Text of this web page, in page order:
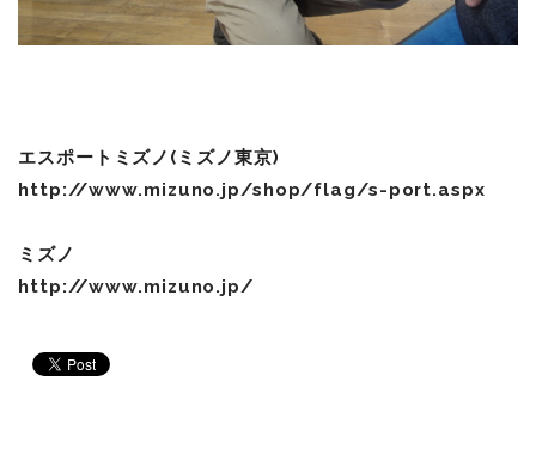
エスポートミズノ(ミズノ東京)
http://www.mizuno.jp/shop/flag/s-port.aspx
ミズノ
http://www.mizuno.jp/